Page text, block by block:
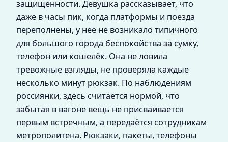
защищённости. Девушка рассказывает, что
даже в часы пик, когда платформы и поезда
переполнены, у неё не возникало типичного
для большого города беспокойства за сумку,
телефон или кошелёк. Она не ловила
тревожные взгляды, не проверяла каждые
несколько минут рюкзак. По наблюдениям
россиянки, здесь считается нормой, что
забытая в вагоне вещь не присваивается
первым встречным, а передаётся сотрудникам
метрополитена. Рюкзаки, пакеты, телефоны